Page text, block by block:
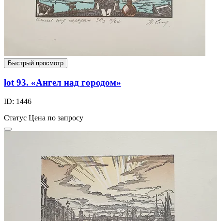
Быстрый просмотр
lot 93. «Ангел над городом»
ID: 1446
Статус Цена по запросу